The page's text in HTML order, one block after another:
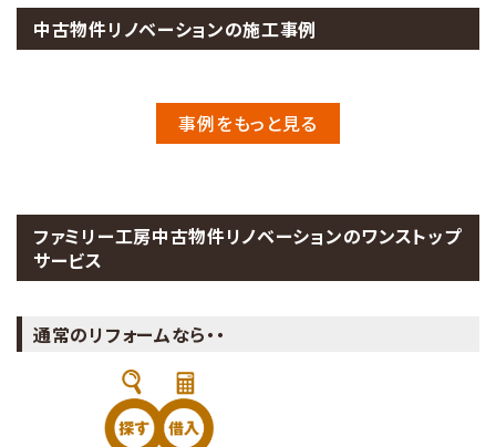
中古物件リノベーションの施工事例
事例をもっと見る
ファミリー工房中古物件リノベーションのワンストップ
サービス
通常のリフォームなら・・